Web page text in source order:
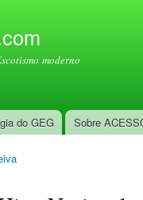
moderno
do GEG Sobre